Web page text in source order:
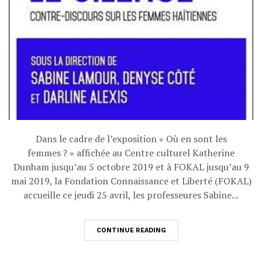
Dans le cadre de l’exposition « Où en sont les
femmes ? » affichée au Centre culturel Katherine
Dunham jusqu’au 5 octobre 2019 et à FOKAL jusqu’au 9
mai 2019, la Fondation Connaissance et Liberté (FOKAL)
accueille ce jeudi 25 avril, les professeures Sabine...
CONTINUE READING